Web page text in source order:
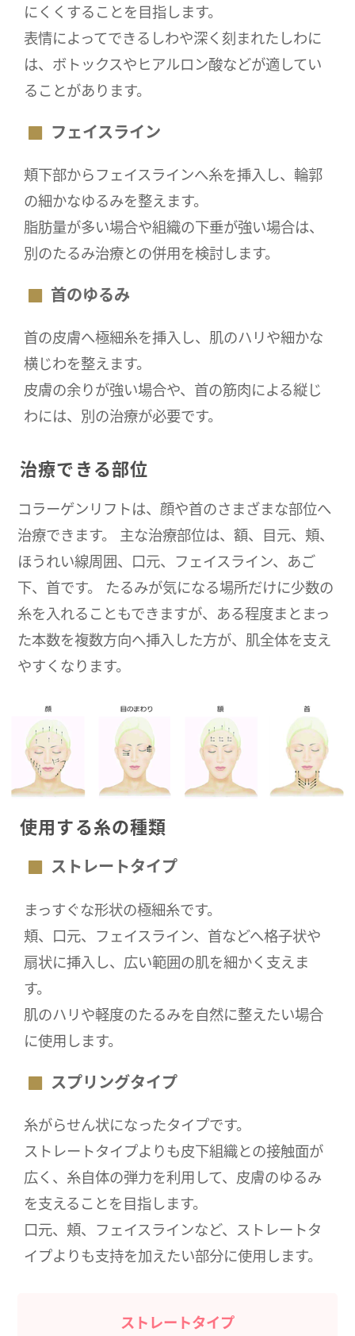
にくくすることを目指します。
表情によってできるしわや深く刻まれたしわに
は、ボトックスやヒアルロン酸などが適してい
ることがあります。
フェイスライン
頬下部からフェイスラインへ糸を挿入し、輪郭
の細かなゆるみを整えます。
脂肪量が多い場合や組織の下垂が強い場合は、
別のたるみ治療との併用を検討します。
首のゆるみ
首の皮膚へ極細糸を挿入し、肌のハリや細かな
横じわを整えます。
皮膚の余りが強い場合や、首の筋肉による縦じ
わには、別の治療が必要です。
治療できる部位
コラーゲンリフトは、顔や首のさまざまな部位へ
治療できます。 主な治療部位は、額、目元、頬、
ほうれい線周囲、口元、フェイスライン、あご
下、首です。 たるみが気になる場所だけに少数の
糸を入れることもできますが、ある程度まとまっ
た本数を複数方向へ挿入した方が、肌全体を支え
やすくなります。
使用する糸の種類
ストレートタイプ
まっすぐな形状の極細糸です。
頬、口元、フェイスライン、首などへ格子状や
扇状に挿入し、広い範囲の肌を細かく支えま
す。
肌のハリや軽度のたるみを自然に整えたい場合
に使用します。
スプリングタイプ
糸がらせん状になったタイプです。
ストレートタイプよりも皮下組織との接触面が
広く、糸自体の弾力を利用して、皮膚のゆるみ
を支えることを目指します。
口元、頬、フェイスラインなど、ストレートタ
イプよりも支持を加えたい部分に使用します。
ストレートタイプ